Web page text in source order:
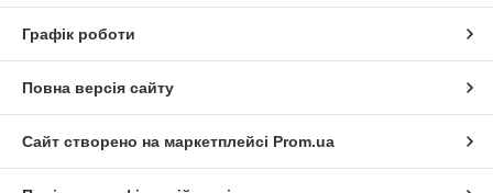
Графік роботи
Повна версія сайту
Сайт створено на маркетплейсі Prom.ua